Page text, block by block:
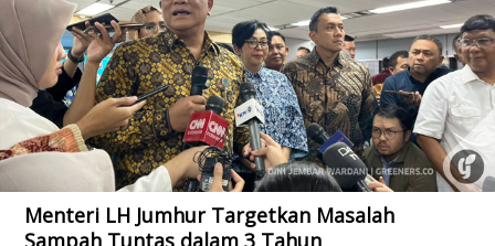
Menteri LH Jumhur Targetkan Masalah
Sampah Tuntas dalam 3 Tahun